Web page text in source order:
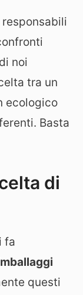
noi
tra un
ecologico
Basta
di
fa
questi